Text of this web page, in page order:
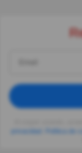
privacidad